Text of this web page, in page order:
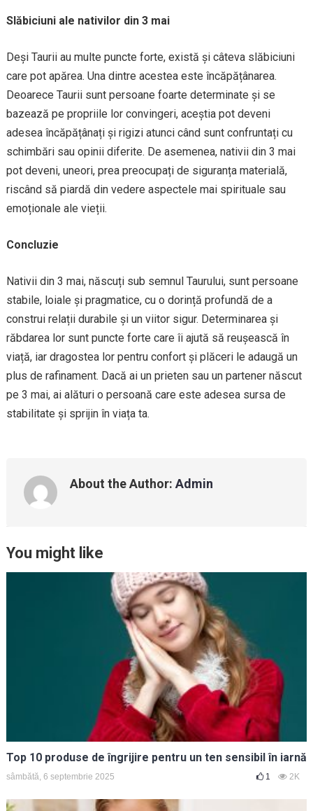
Slăbiciuni ale nativilor din 3 mai
Deși Taurii au multe puncte forte, există și câteva slăbiciuni
care pot apărea. Una dintre acestea este încăpățânarea.
Deoarece Taurii sunt persoane foarte determinate și se
bazează pe propriile lor convingeri, aceștia pot deveni
adesea încăpățânați și rigizi atunci când sunt confruntați cu
schimbări sau opinii diferite. De asemenea, nativii din 3 mai
pot deveni, uneori, prea preocupați de siguranța materială,
riscând să piardă din vedere aspectele mai spirituale sau
emoționale ale vieții.
Concluzie
Nativii din 3 mai, născuți sub semnul Taurului, sunt persoane
stabile, loiale și pragmatice, cu o dorință profundă de a
construi relații durabile și un viitor sigur. Determinarea și
răbdarea lor sunt puncte forte care îi ajută să reușească în
viață, iar dragostea lor pentru confort și plăceri le adaugă un
plus de rafinament. Dacă ai un prieten sau un partener născut
pe 3 mai, ai alături o persoană care este adesea sursa de
stabilitate și sprijin în viața ta.
About the Author: Admin
You might like
Top 10 produse de îngrijire pentru un ten sensibil în iarnă
sâmbătă, 6 septembrie 2025 1 2K